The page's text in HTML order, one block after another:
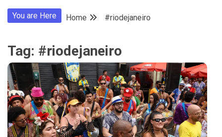
You are Here Home #riodejaneiro
Tag: #riodejaneiro